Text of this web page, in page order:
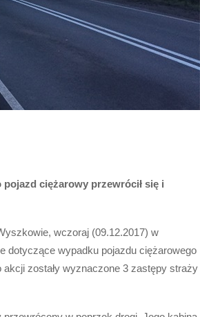
ciężarowy przewrócił się i
wczoraj (09.12.2017) w
dotyczące wypadku pojazdu ciężarowego
zostały wyznaczone 3 zastępy straży